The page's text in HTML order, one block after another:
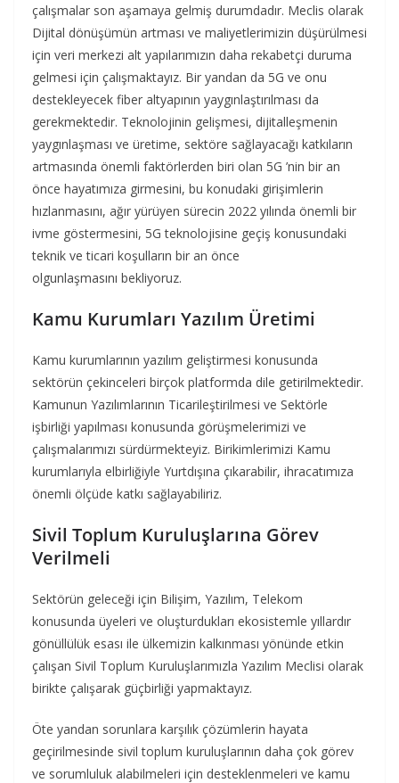
çalışmalar son aşamaya gelmiş durumdadır. Meclis olarak
Dijital dönüşümün artması ve maliyetlerimizin düşürülmesi
için veri merkezi alt yapılarımızın daha rekabetçi duruma
gelmesi için çalışmaktayız. Bir yandan da 5G ve onu
destekleyecek fiber altyapının yaygınlaştırılması da
gerekmektedir. Teknolojinin gelişmesi, dijitalleşmenin
yaygınlaşması ve üretime, sektöre sağlayacağı katkıların
artmasında önemli faktörlerden biri olan 5G ’nin bir an
önce hayatımıza girmesini, bu konudaki girişimlerin
hızlanmasını, ağır yürüyen sürecin 2022 yılında önemli bir
ivme göstermesini, 5G teknolojisine geçiş konusundaki
teknik ve ticari koşulların bir an önce
olgunlaşmasını bekliyoruz.
Kamu Kurumları Yazılım Üretimi
Kamu kurumlarının yazılım geliştirmesi konusunda
sektörün çekinceleri birçok platformda dile getirilmektedir.
Kamunun Yazılımlarının Ticarileştirilmesi ve Sektörle
işbirliği yapılması konusunda görüşmelerimizi ve
çalışmalarımızı sürdürmekteyiz. Birikimlerimizi Kamu
kurumlarıyla elbirliğiyle Yurtdışına çıkarabilir, ihracatımıza
önemli ölçüde katkı sağlayabiliriz.
Sivil Toplum Kuruluşlarına Görev
Verilmeli
Sektörün geleceği için Bilişim, Yazılım, Telekom
konusunda üyeleri ve oluşturdukları ekosistemle yıllardır
gönüllülük esası ile ülkemizin kalkınması yönünde etkin
çalışan Sivil Toplum Kuruluşlarımızla Yazılım Meclisi olarak
birikte çalışarak güçbirliği yapmaktayız.
Öte yandan sorunlara karşılık çözümlerin hayata
geçirilmesinde sivil toplum kuruluşlarının daha çok görev
ve sorumluluk alabilmeleri için desteklenmeleri ve kamu